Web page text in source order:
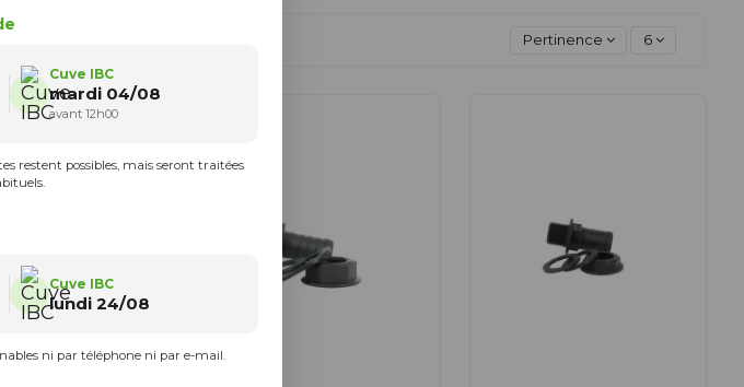
Pertinence 6
Cuve IBC
mardi 04/08
avant 12h00
restent possibles, mais seront traitées
Cuve IBC
lundi 24/08
ni par téléphone ni par e-mail.